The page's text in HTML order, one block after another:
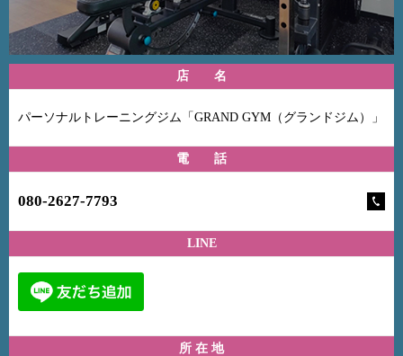
店 名
パーソナルトレーニングジム「GRAND GYM（グランドジム）」
電 話
080-2627-7793
LINE
所 在 地